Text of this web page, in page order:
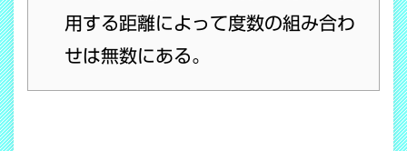
用する距離によって度数の組み合わ
せは無数にある。